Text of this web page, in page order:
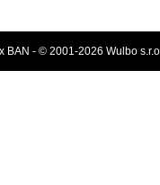
BAN - © 2001-2026 Wulbo